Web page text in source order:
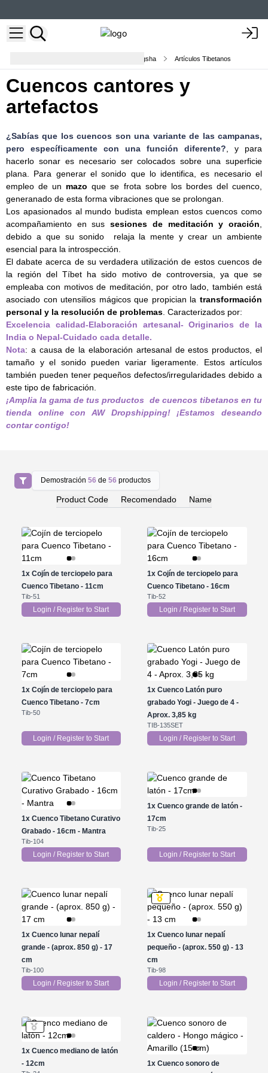
Cuencos tibetanos y campanas tingsha Artículos Tibetanos
Cuencos cantores y
artefactos
¿Sabías que los cuencos son una variante de las campanas,
pero específicamente con una función diferente?, y para
hacerlo sonar es necesario ser colocados sobre una superficie
plana. Para generar el sonido que lo identifica, es necesario el
empleo de un mazo que se frota sobre los bordes del cuenco,
generanado de esta forma vibraciones que se prolongan.
Los apasionados al mundo budista emplean estos cuencos como
acompañamiento en sussesiones de meditación y oración,
debido a que su sonido relaja la mente y crear un ambiente
esencial para la introspección.
El dabate acerca de su verdadera utilización de estos cuencos de
la región del Tíbet ha sido motivo de controversia, ya que se
empleaba con motivos de meditación, por otro lado, también está
asociado con utensilios mágicos que propician la transformación
personal y la resolución de problemas. Caracterizados por:
Excelencia calidad-Elaboración artesanal- Originarios de la
India o Nepal-Cuidado cada detalle.
Nota: a causa de la elaboración artesanal de estos productos, el
tamaño y el sonido pueden variar ligeramente. Estos artículos
también pueden tener pequeños defectos/irregularidades debido a
este tipo de fabricación.
¡Amplia la gama de tus productos de cuencos tibetanos en tu
tienda online con AW Dropshipping! ¡Estamos deseando
contar contigo!
Demostración56 de56 productos
Product Code Recomendado Name
1xCojín de terciopelo para
Cuenco Tibetano - 11cm
Tib-51
Login / Register to Start
1x Cojín de terciopelo para
Cuenco Tibetano - 16cm
Tib-52
Login / Register to Start
1xCojín de terciopelo para
Cuenco Tibetano - 7cm
Tib-50
Login / Register to Start
1x Cuenco Latón puro
grabado Yogi - Juego de 4 -
Aprox. 3,85 kg
TIB-135SET
Login / Register to Start
1xCuenco Tibetano Curativo
Grabado - 16cm - Mantra
Tib-104
Login / Register to Start
1x Cuenco grande de latón -
17cm
Tib-25
Login / Register to Start
1xCuenco lunar nepalí
grande - (aprox. 850 g) - 17
cm
Tib-100
Login / Register to Start
1x Cuenco lunar nepalí
pequeño - (aprox. 550 g) - 13
cm
Tib-98
Login / Register to Start
1xCuenco mediano de latón
- 12cm
1x Cuenco sonoro de